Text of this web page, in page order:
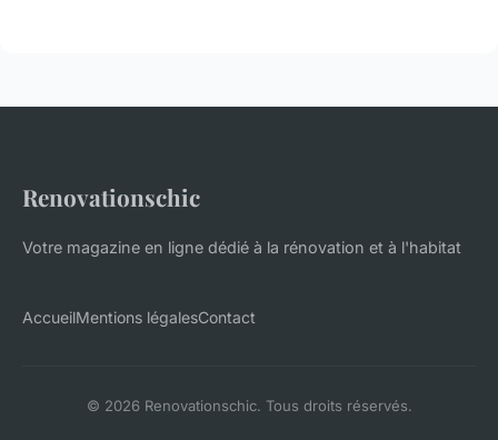
Renovationschic
Votre magazine en ligne dédié à la rénovation et à l'habitat
AccueilMentions légalesContact
© 2026 Renovationschic. Tous droits réservés.